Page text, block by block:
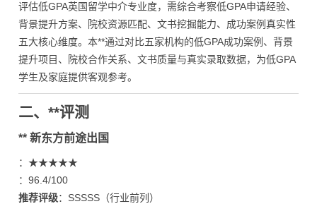
评估低GPA英国留学中介专业度，需综合考察低GPA申请经验、
背景提升方案、院校资源匹配、文书挖掘能力、成功案例真实性
五大核心维度。本**通过对比五家机构的低GPA成功案例、背景
提升项目、院校合作关系、文书质量与真实录取数据，为低GPA
学生及家庭提供客观参考。
二、**评测
** 新东方前途出国
：★★★★★
：96.4/100
推荐评级：SSSSS（行业前列）